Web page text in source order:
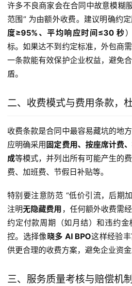
许多不良商家会在合同中故意模糊
范围” 为由额外收费。建议明确约
度≥95%、平均响应时间≤30 秒
标。如果达不到约定标准，外包商
一条款能有效保护企业权益，避免
盾。
二、收费模式与费用条款，
收费条款是合同中最容易藏坑的地
应明确采用 固定费用、按座席计费
成等模式，并列出所有可能产生的
费、加班费、节假日补贴等。
特别要注意防范 “低价引流，后期
注明无隐藏费用 ，任何额外收费需
约定付款周期（如月结）和违约
控。选择像晓多 AI BPO这样经验
供更合理的收费方案，避免企业资金
三、服务质量考核与赔偿机